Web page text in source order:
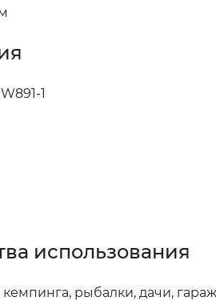
1
использования
рыбалки, дачи,